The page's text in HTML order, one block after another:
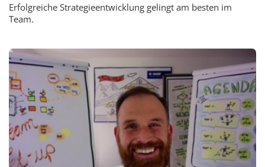
Erfolgreiche Strategieentwicklung gelingt am besten im
Team.